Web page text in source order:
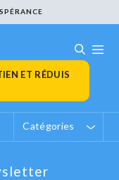
ET RÉDUIS
Catégories